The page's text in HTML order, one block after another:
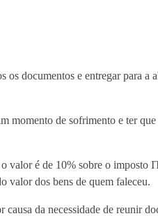
documentos e entregar para a
momento de sofrimento e ter
é de 10% sobre o imposto
valor dos bens de quem faleceu.
da necessidade de reunir